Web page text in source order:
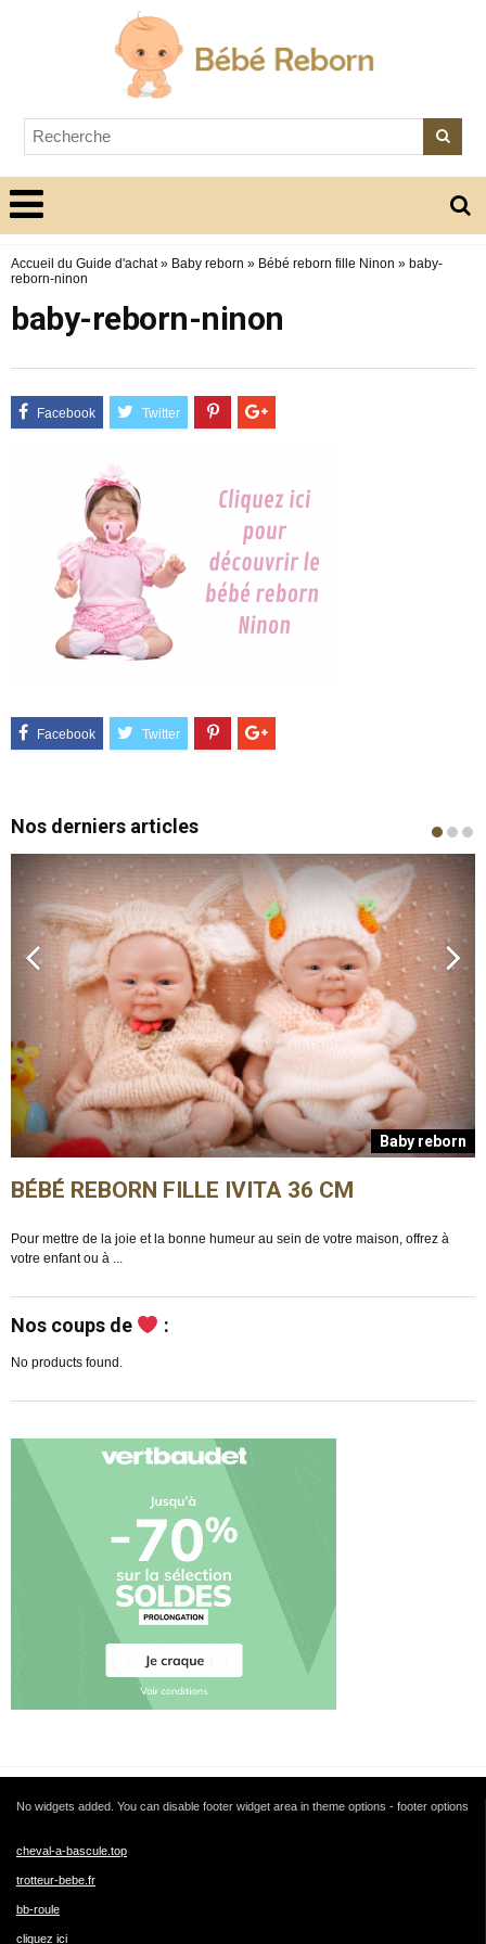
Accueil du Guide d'achat» Baby reborn » Bébé reborn fille Ninon » baby-
reborn-ninon
baby-reborn-ninon
Nos derniers articles
Baby reborn
BÉBÉ REBORN FILLE IVITA 36 CM
Pour mettre de la joie et la bonne humeur au sein de votre maison, offrez à
votre enfant ou à ...
Nos coups de :
No products found.
No widgets added. You can disable footer widget area in theme options - footer options
cheval-a-bascule.top
trotteur-bebe.fr
bb-roule
cliquez ici